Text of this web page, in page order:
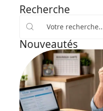
Recherche
Nouveautés